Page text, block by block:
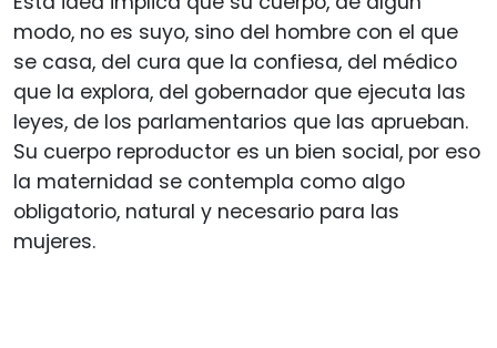
modo, no es suyo, sino del hombre con el que
se casa, del cura que la confiesa, del médico
que la explora, del gobernador que ejecuta las
leyes, de los parlamentarios que las aprueban.
Su cuerpo reproductor es un bien social, por eso
la maternidad se contempla como algo
obligatorio, natural y necesario para las
mujeres.